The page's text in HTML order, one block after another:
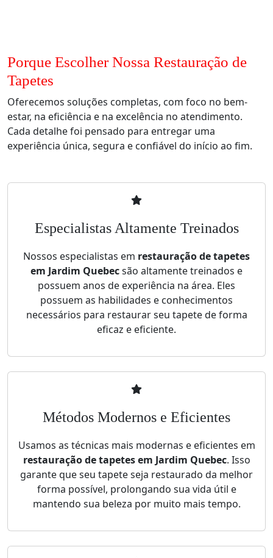
Porque Escolher Nossa Restauração de
Tapetes
Oferecemos soluções completas, com foco no bem-
estar, na eficiência e na excelência no atendimento.
Cada detalhe foi pensado para entregar uma
experiência única, segura e confiável do início ao fim.
Especialistas Altamente Treinados
Nossos especialistas em restauração de tapetes
em Jardim Quebecsão altamente treinados e
possuem anos de experiência na área. Eles
possuem as habilidades e conhecimentos
necessários para restaurar seu tapete de forma
eficaz e eficiente.
Métodos Modernos e Eficientes
Usamos as técnicas mais modernas e eficientes em
restauração de tapetes em Jardim Quebec. Isso
garante que seu tapete seja restaurado da melhor
forma possível, prolongando sua vida útil e
mantendo sua beleza por muito mais tempo.